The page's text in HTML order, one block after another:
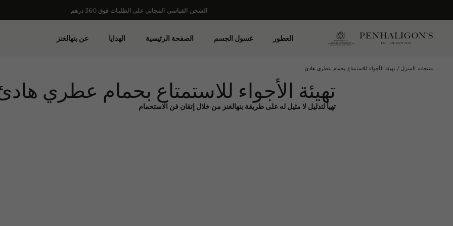
الشحن القياسي المجاني على الطلبات فوق 360 درهم
الشحن القياسي المجاني على الطلبات فوق 360 درهم
العطور غسول الجسم الصفحة الرئيسية الهدايا عن بنهالغنز
منتجات المنزل تهيئة الأجواء للاستمتاع بحمام عطري هادئ
تهيئة الأجواء للاستمتاع بحمام عطري
تهيأ لتدليل لا مثيل له على طريقة بنهالغنز من خلال إتقان فن الاستحمام